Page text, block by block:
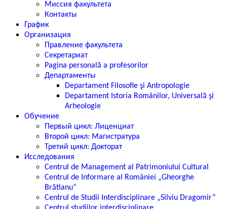
Миссия факультета
Контакты
График
Организация
Правление факультета
Секретариат
Pagina personală a profesorilor
Департаменты
Departament Filosofie şi Antropologie
Departament Istoria Românilor, Universală şi
Arheologie
Обучение
Первый цикл: Лиценциат
Второй цикл: Магистратура
Третий цикл: Докторат
Исследования
Centrul de Management al Patrimoniului Cultural
Centrul de Informare al României „Gheorghe
Brătianu”
Centrul de Studii Interdisciplinare „Silviu Dragomir”